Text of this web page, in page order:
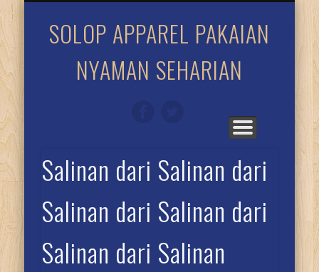
SOLOP APPAREL PAKAIAN
NYAMAN SEHARIAN
Salinan dari Salinan dari
Salinan dari Salinan dari
Salinan dari Salinan